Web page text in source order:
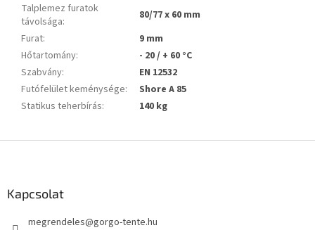
Talplemez furatok
távolsága:
80/77 x 60 mm
Furat:
9 mm
Hőtartomány:
- 20 / + 60 °C
Szabvány:
EN 12532
Futófelület keménysége:
Shore A 85
Statikus teherbírás: 140 kg
Kapcsolat
megrendeles@gorgo-tente.hu